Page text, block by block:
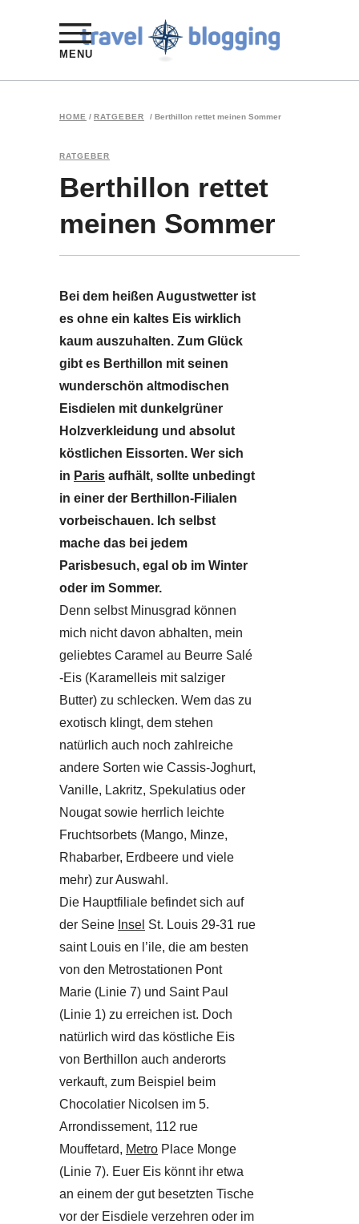
MENU
HOME / RATGEBER / Berthillon rettet meinen Sommer
RATGEBER
Berthillon rettet
meinen Sommer
Bei dem heißen Augustwetter ist
es ohne ein kaltes Eis wirklich
kaum auszuhalten. Zum Glück
gibt es Berthillon mit seinen
wunderschön altmodischen
Eisdielen mit dunkelgrüner
Holzverkleidung und absolut
köstlichen Eissorten. Wer sich
in Paris aufhält, sollte unbedingt
in einer der Berthillon-Filialen
vorbeischauen. Ich selbst
mache das bei jedem
Parisbesuch, egal ob im Winter
oder im Sommer.
Denn selbst Minusgrad können
mich nicht davon abhalten, mein
geliebtes Caramel au Beurre Salé
-Eis (Karamelleis mit salziger
Butter) zu schlecken. Wem das zu
exotisch klingt, dem stehen
natürlich auch noch zahlreiche
andere Sorten wie Cassis-Joghurt,
Vanille, Lakritz, Spekulatius oder
Nougat sowie herrlich leichte
Fruchtsorbets (Mango, Minze,
Rhabarber, Erdbeere und viele
mehr) zur Auswahl.
Die Hauptfiliale befindet sich auf
der Seine Insel St. Louis 29-31 rue
saint Louis en l’ile, die am besten
von den Metrostationen Pont
Marie (Linie 7) und Saint Paul
(Linie 1) zu erreichen ist. Doch
natürlich wird das köstliche Eis
von Berthillon auch anderorts
verkauft, zum Beispiel beim
Chocolatier Nicolsen im 5.
Arrondissement, 112 rue
Mouffetard, Metro Place Monge
(Linie 7). Euer Eis könnt ihr etwa
an einem der gut besetzten Tische
vor der Eisdiele verzehren oder im